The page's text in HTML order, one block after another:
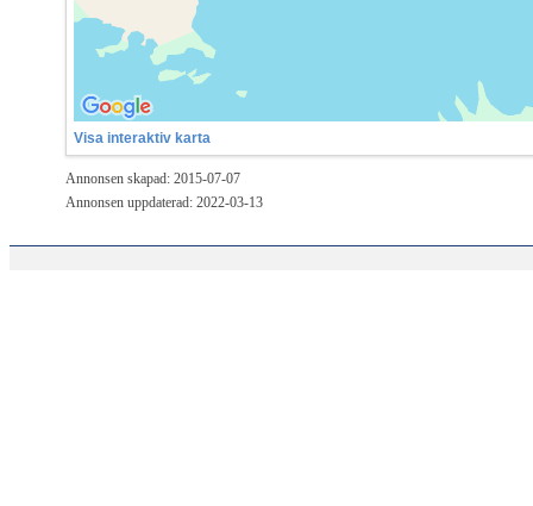
Visa interaktiv karta
Annonsen skapad: 2015-07-07
Annonsen uppdaterad: 2022-03-13